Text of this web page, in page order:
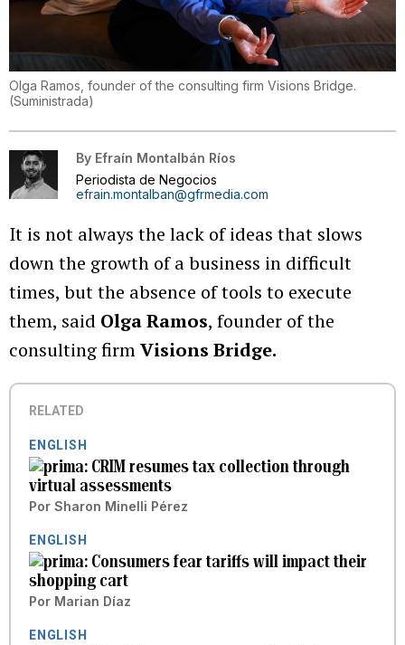
Olga Ramos, founder of the consulting firm Visions Bridge.
(Suministrada)
By Efraín Montalbán Ríos
Periodista de Negocios
efrain.montalban@gfrmedia.com
It is not always the lack of ideas that slows
down the growth of a business in difficult
times, but the absence of tools to execute
them, said Olga Ramos, founder of the
consulting firmVisions Bridge.
RELATED
ENGLISH
CRIM resumes tax collection through
virtual assessments
Por Sharon Minelli Pérez
ENGLISH
Consumers fear tariffs will impact their
shopping cart
Por Marian Díaz
ENGLISH